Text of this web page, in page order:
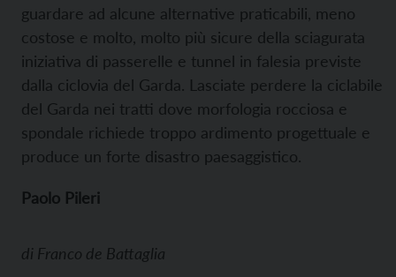
guardare ad alcune alternative praticabili, meno
costose e molto, molto più sicure della sciagurata
iniziativa di passerelle e tunnel in falesia previste
dalla ciclovia del Garda. Lasciate perdere la ciclabile
del Garda nei tratti dove morfologia rocciosa e
spondale richiede troppo ardimento progettuale e
produce un forte disastro paesaggistico.
Paolo Pileri
di Franco de Battaglia